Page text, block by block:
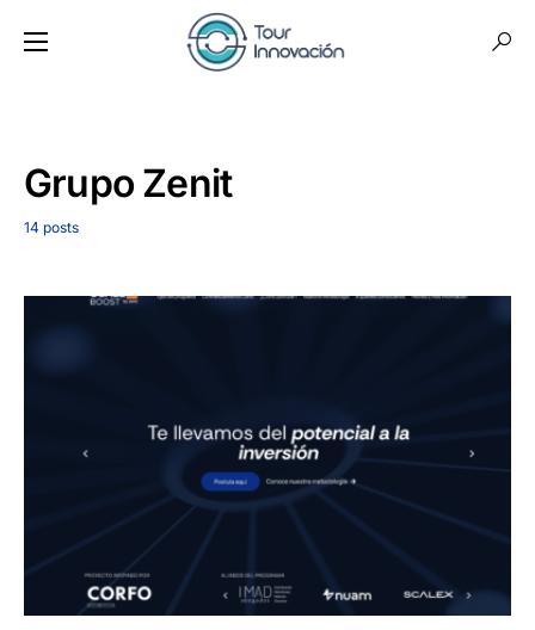
Grupo Zenit
14 posts